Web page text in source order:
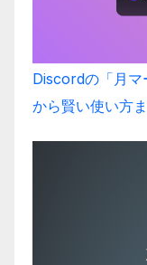
Discordの「月マ
から賢い使い方